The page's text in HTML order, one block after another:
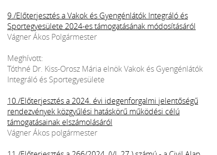
9./Előterjesztés a Vakok és Gyengénlátók Integráló és
Sportegyesülete 2024-es támogatásának módosításáról
Vágner Ákos Polgármester
Meghívott:
Tóthné Dr. Kiss-Orosz Mária elnök Vakok és Gyengénlátók
Integráló és Sportegyesülete
10./Előterjesztés a 2024. évi idegenforgalmi jelentőségű
rendezvények közgyűlési hatáskörű működési célú
támogatásainak elszámolásáról
Vágner Ákos polgármester